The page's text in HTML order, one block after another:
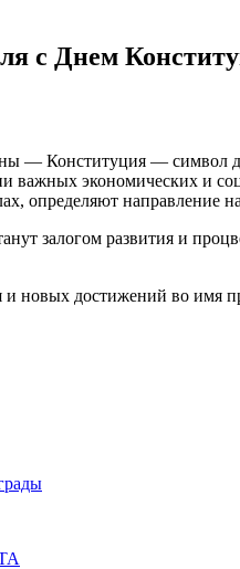
с Днем
— Конституция — символ
экономических и
определяют направление
залогом развития и
и новых достижений во имя